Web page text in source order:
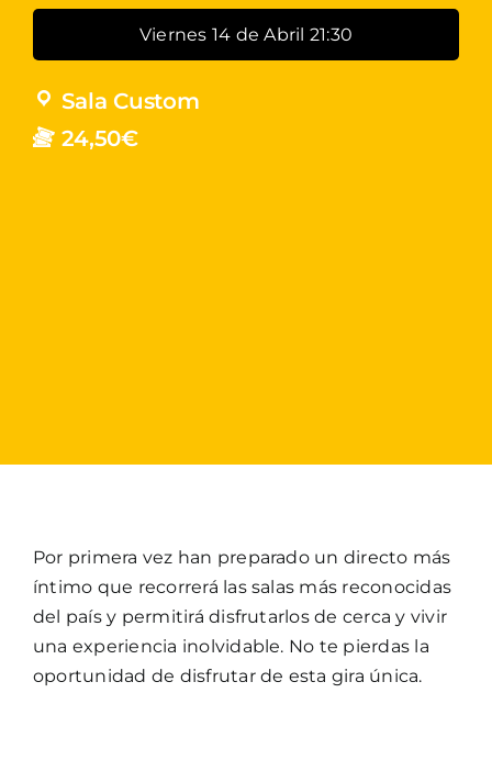
Viernes 14 de Abril 21:30
Sala Custom
24,50€
Por primera vez han preparado un directo más
íntimo que recorrerá las salas más reconocidas
del país y permitirá disfrutarlos de cerca y vivir
una experiencia inolvidable. No te pierdas la
oportunidad de disfrutar de esta gira única.